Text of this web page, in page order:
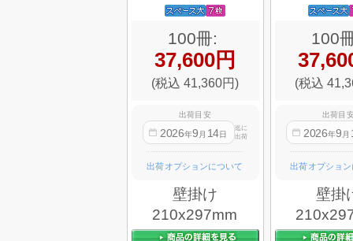
100冊:
37,600円
(税込 41,360円)
出荷目安
2026年9 月 14日
迄に
出荷
出荷オプションについて
壁掛け
210x297mm
100
(税込
出荷目
2026年9 月
出荷オプショ
壁掛